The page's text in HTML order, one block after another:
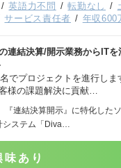
英語力不問 転勤なし
サービス責任者 年収600
連結決算/開示業務からIT
でプロジェクトを進行しま
様の課題解決に貢献…
『連結決算開示』に特化した
システム「Diva…
味あり